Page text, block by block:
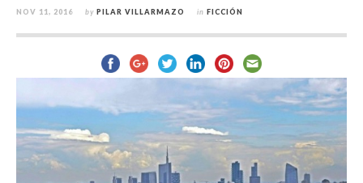
NOV 11, 2016 by PILAR VILLARMAZO in FICCIÓN